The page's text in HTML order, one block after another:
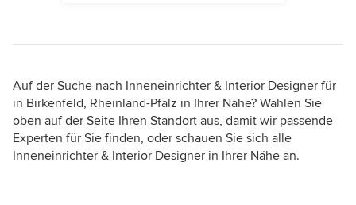
Auf der Suche nach Inneneinrichter & Interior Designer für
in Birkenfeld, Rheinland-Pfalz in Ihrer Nähe? Wählen Sie
oben auf der Seite Ihren Standort aus, damit wir passende
Experten für Sie finden, oder schauen Sie sich alle
Inneneinrichter & Interior Designer in Ihrer Nähe an.